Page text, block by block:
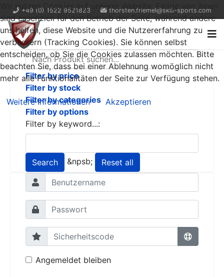
+49 (0) 1522 9521823 thorsten.friemel@skill-sports.com
Filter by price
Filter by stock
Filter by categories
Filter by options
Filter by keyword...:
Search &npsb; Reset all
Angemeldet bleiben
Wir nutzen Cookies auf unserer Website. Einige von ihnen
sind essenziell für den Betrieb der Seite, während andere
uns helfen, diese Website und die Nutzererfahrung zu
verbessern (Tracking Cookies). Sie können selbst
entscheiden, ob Sie die Cookies zulassen möchten. Bitte
beachten Sie, dass bei einer Ablehnung womöglich nicht
mehr alle Funktionalitäten der Seite zur Verfügung stehen.
Weitere Informationen Akzeptieren